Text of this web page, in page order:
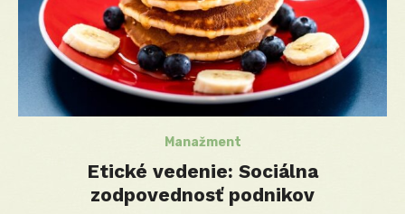
Manažment
Etické vedenie: Sociálna
zodpovednosť podnikov